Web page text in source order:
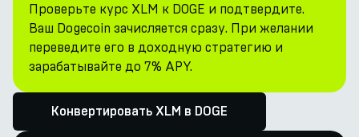
Проверьте курс XLM к DOGE и подтвердите.
Ваш Dogecoin зачисляется сразу. При желании
переведите его в доходную стратегию и
зарабатывайте до 7% APY.
Конвертировать XLM в DOGE